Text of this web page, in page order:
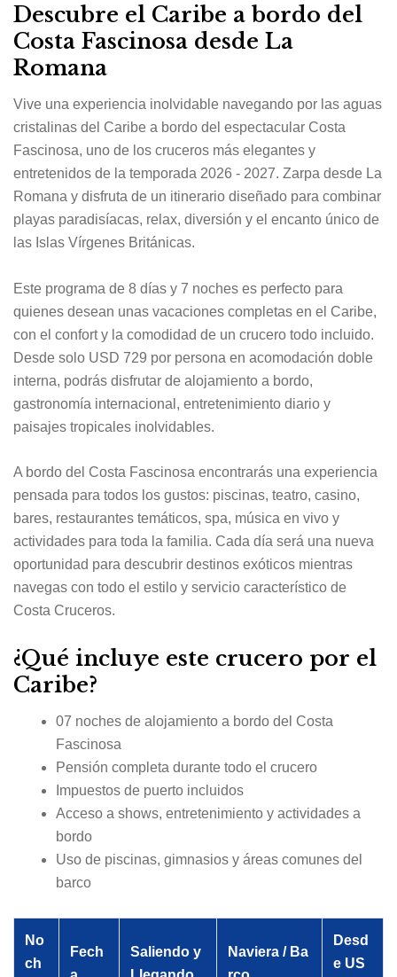
Descubre el Caribe a bordo del
Costa Fascinosa desde La
Romana
Vive una experiencia inolvidable navegando por las aguas
cristalinas del Caribe a bordo del espectacular Costa
Fascinosa, uno de los cruceros más elegantes y
entretenidos de la temporada 2026 - 2027. Zarpa desde La
Romana y disfruta de un itinerario diseñado para combinar
playas paradisíacas, relax, diversión y el encanto único de
las Islas Vírgenes Británicas.
Este programa de 8 días y 7 noches es perfecto para
quienes desean unas vacaciones completas en el Caribe,
con el confort y la comodidad de un crucero todo incluido.
Desde solo USD 729 por persona en acomodación doble
interna, podrás disfrutar de alojamiento a bordo,
gastronomía internacional, entretenimiento diario y
paisajes tropicales inolvidables.
A bordo del Costa Fascinosa encontrarás una experiencia
pensada para todos los gustos: piscinas, teatro, casino,
bares, restaurantes temáticos, spa, música en vivo y
actividades para toda la familia. Cada día será una nueva
oportunidad para descubrir destinos exóticos mientras
navegas con todo el estilo y servicio característico de
Costa Cruceros.
¿Qué incluye este crucero por el
Caribe?
07 noches de alojamiento a bordo del Costa
Fascinosa
Pensión completa durante todo el crucero
Impuestos de puerto incluidos
Acceso a shows, entretenimiento y actividades a
bordo
Uso de piscinas, gimnasios y áreas comunes del
barco
No
ch
Fech
Saliendo y
Naviera / Ba
Desd
e US